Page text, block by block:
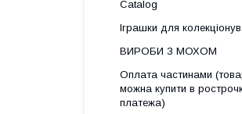
Catalog
Іграшки для
ВИРОБИ З МОХОМ
Оплата частинами
можна купити в
платежа)